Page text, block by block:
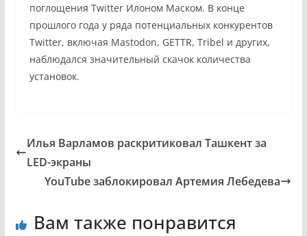
поглощения Twitter Илоном Маском. В конце
прошлого года у ряда потенциальных конкурентов
Twitter, включая Mastodon, GETTR, Tribel и других,
наблюдался значительный скачок количества
установок.
Илья Варламов раскритиковал Ташкент за
LED-экраны
YouTube заблокировал Артемия Лебедева
Вам также понравится